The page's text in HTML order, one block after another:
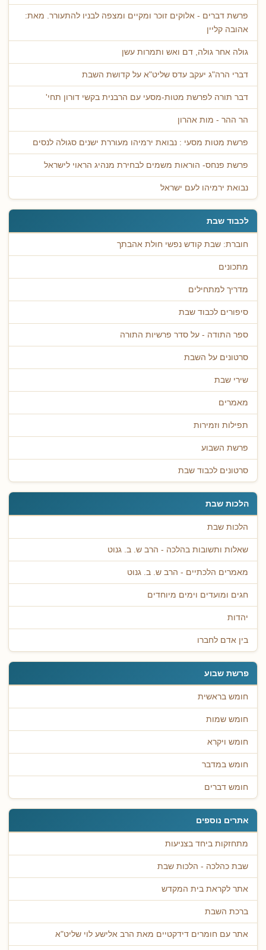
פרשת דברים - אלוקים זוכר ומקיים ומצפה לבניו להתעורר. מאת:
אהובה קליין
גולה אחר גולה, דם ואש ותמרות עשן
דברי הרה"ג יעקב עדס שליט"א על קדושת השבת
דבר תורה לפרשת מטות-מסעי עם הרבנית בקשי דורון תחי'
הר ההר - מות אהרון
פרשת מטות מסעי : נבואת ירמיהו מעוררת ישנים סגולה לנסים
פרשת פנחס- הוראות משמים לבחירת מנהיג הראוי לישראל
נבואת ירמיהו לעם ישראל
לכבוד שבת
חוברת: שבת קודש נפשי חולת אהבתך
מתכונים
מדריך למתחילים
סיפורים לכבוד שבת
ספר התודה - על סדר פרשיות התורה
סרטונים על השבת
שירי שבת
מאמרים
תפילות וזמירות
פרשת השבוע
סרטונים לכבוד שבת
הלכות שבת
הלכות שבת
שאלות ותשובות בהלכה - הרב ש. ב. גנוט
מאמרים הלכתיים - הרב ש. ב. גנוט
חגים ומועדים וימים מיוחדים
יהדות
בין אדם לחברו
פרשת שבוע
חומש בראשית
חומש שמות
חומש ויקרא
חומש במדבר
חומש דברים
אתרים נוספים
מתחזקות ביחד בצניעות
שבת כהלכה - הלכות שבת
אתר לקראת בית המקדש
ברכת השבת
אתר עם חומרים דידקטיים מאת הרב אלישע לוי שליט"א